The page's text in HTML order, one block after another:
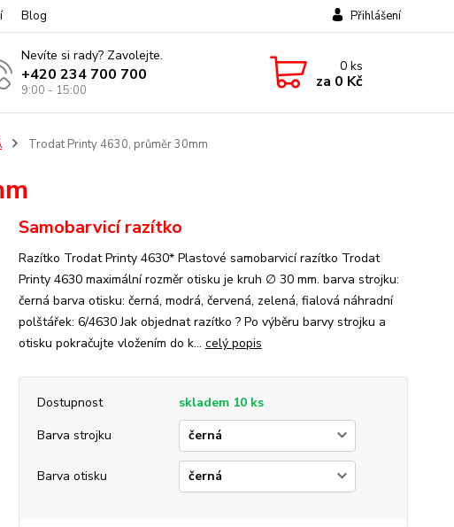
Blog Přihlášení
Nevíte si rady? Zavolejte.
+420 234 700 700
9:00 - 15:00
0ks
za 0 Kč
Trodat Printy 4630, průměr 30mm
Samobarvicí razítko
Razítko Trodat Printy 4630* Plastové samobarvicí razítko Trodat
Printy 4630 maximální rozměr otisku je kruh ∅ 30 mm. barva strojku:
černá barva otisku: černá, modrá, červená, zelená, fialová náhradní
polštářek: 6/4630 Jak objednat razítko ? Po výběru barvy strojku a
otisku pokračujte vložením do k... celý popis
Dostupnost
skladem 10 ks
Barva strojku
Barva otisku